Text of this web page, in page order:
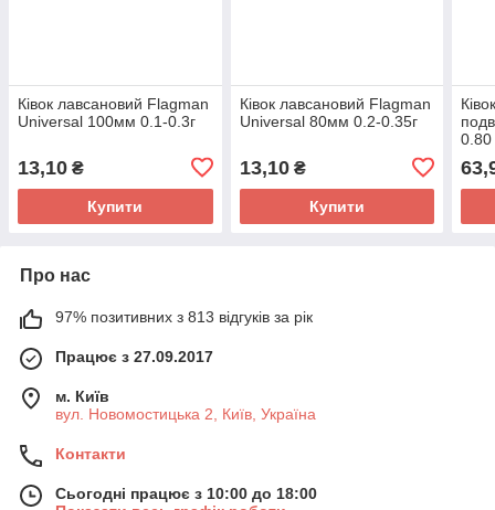
Ківок лавсановий Flagman
Universal 100мм 0.1-0.3г
13,10 ₴
Купити
Ківок лавсановий Flagman
Universal 80мм 0.2-0.35г
13,10₴
Купити
0.80
Про нас
97% позитивних з 813 відгуків за рік
Працює з 27.09.2017
м. Київ
вул. Новомостицька 2, Київ, Україна
Контакти
Сьогодні працює з 10:00 до 18:00